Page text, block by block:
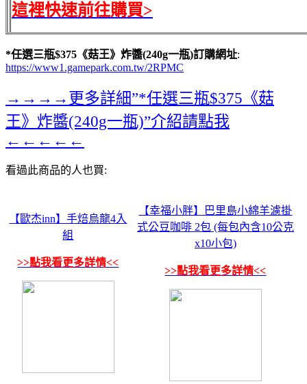
這裡快速前往購買>
*任選三瓶$375《菇王》炸醬(240g一瓶)訂購網址:
https://www1.gamepark.com.tw/2RPMC
→→→→更多詳細”*任選三瓶$375《菇
王》炸醬(240g一瓶)”介紹請點我
←←←←←
看過此商品的人也買:
【歐杰inn】手焙烏龍4入
組
>>點我看更多詳情<<
【幸福小胖】巴里島小綿羊濾掛
式公豆咖啡 2包 (每包內含10公克
x10小包)
>>點我看更多詳情<<